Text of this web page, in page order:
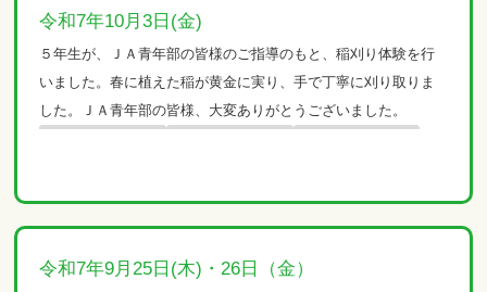
令和7年10月3日(金)
５年生が、ＪＡ青年部の皆様のご指導のもと、稲刈り体験を行
いました。春に植えた稲が黄金に実り、手で丁寧に刈り取りま
した。ＪＡ青年部の皆様、大変ありがとうございました。
令和7年9月25日(木)・26日（金）